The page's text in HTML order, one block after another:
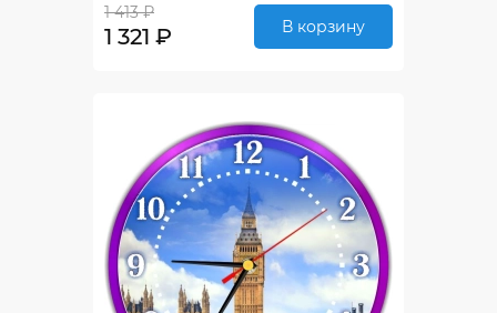
1 413 ₽
1 321 ₽ В корзину